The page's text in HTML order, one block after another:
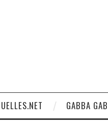
GABBA